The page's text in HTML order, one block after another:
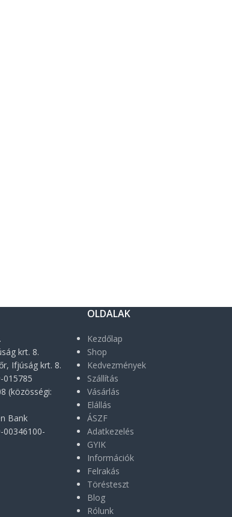
krt. 8.
Ifjúság krt. 8.
015785
(közösségi:
Bank
00346100-
OLDALAK
Kezdőlap
Shop
Kedvezmények
Szállítás
Vásárlás
Elállás
ÁSZF
Adatkezelés
GYIK
Információk
Felrakás
Törésteszt
Blog
Rólunk